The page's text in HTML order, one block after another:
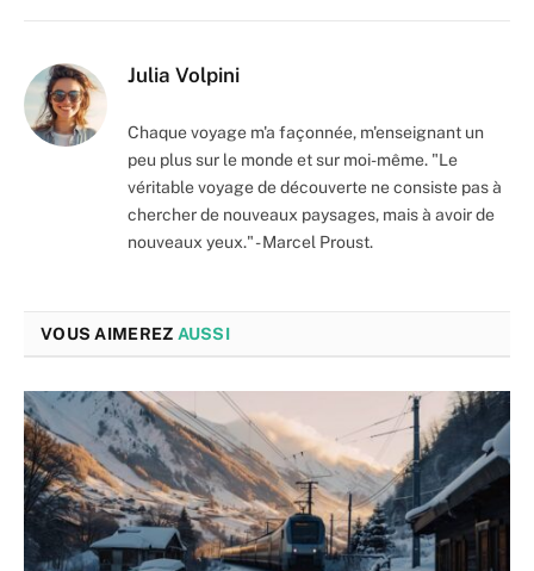
Julia Volpini
Chaque voyage m'a façonnée, m'enseignant un
peu plus sur le monde et sur moi-même. "Le
véritable voyage de découverte ne consiste pas à
chercher de nouveaux paysages, mais à avoir de
nouveaux yeux." - Marcel Proust.
VOUS AIMEREZ AUSSI